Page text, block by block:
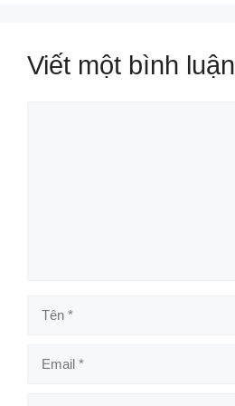
Viết một bình luận